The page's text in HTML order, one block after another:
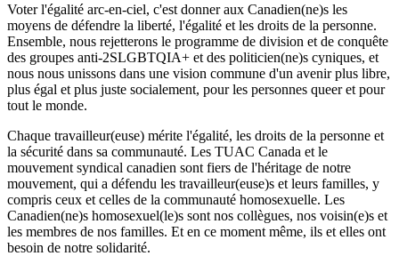
Voter l'égalité arc-en-ciel, c'est donner aux Canadien(ne)s les
moyens de défendre la liberté, l'égalité et les droits de la personne.
Ensemble, nous rejetterons le programme de division et de conquête
des groupes anti-2SLGBTQIA+ et des politicien(ne)s cyniques, et
nous nous unissons dans une vision commune d'un avenir plus libre,
plus égal et plus juste socialement, pour les personnes queer et pour
tout le monde.
Chaque travailleur(euse) mérite l'égalité, les droits de la personne et
la sécurité dans sa communauté. Les TUAC Canada et le
mouvement syndical canadien sont fiers de l'héritage de notre
mouvement, qui a défendu les travailleur(euse)s et leurs familles, y
compris ceux et celles de la communauté homosexuelle. Les
Canadien(ne)s homosexuel(le)s sont nos collègues, nos voisin(e)s et
les membres de nos familles. Et en ce moment même, ils et elles ont
besoin de notre solidarité.